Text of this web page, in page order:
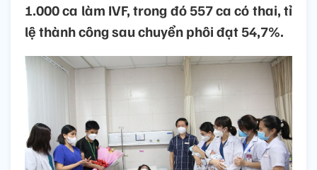
1.000 ca làm IVF, trong đó 557 ca có thai, tỉ
lệ thành công sau chuyển phôi đạt 54,7%.